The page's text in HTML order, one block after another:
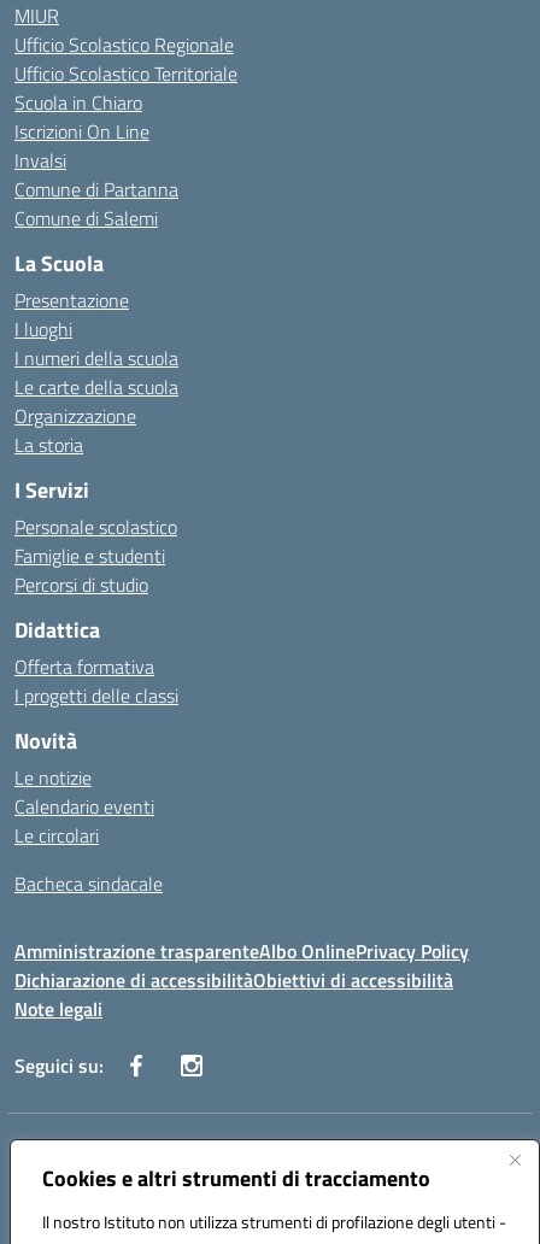
Cookies e altri strumenti di tracciamento
Il nostro Istituto non utilizza strumenti di profilazione degli utenti -
MIUR
Ufficio Scolastico Regionale
Ufficio Scolastico Territoriale
Scuola in Chiaro
Iscrizioni On Line
Invalsi
Comune di Partanna
Comune di Salemi
La Scuola
Presentazione
I luoghi
I numeri della scuola
Le carte della scuola
Organizzazione
La storia
I Servizi
Personale scolastico
Famiglie e studenti
Percorsi di studio
Didattica
Offerta formativa
I progetti delle classi
Novità
Le notizie
Calendario eventi
Le circolari
Bacheca sindacale
Amministrazione trasparenteAlbo OnlinePrivacy Policy
Dichiarazione di accessibilitàObiettivi di accessibilità
Note legali
Seguici su:
Indirizzo:
Centralino:0924 534873 Salemi - 0924534879 Partanna
Posta elettronica certificata (PEC):tpis002005@pec.istruzione.it